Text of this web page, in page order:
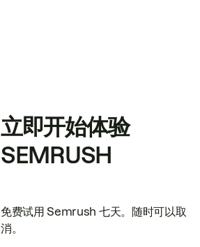
立即开始体验
SEMRUSH
免费试用 Semrush 七天。随时可以取
消。